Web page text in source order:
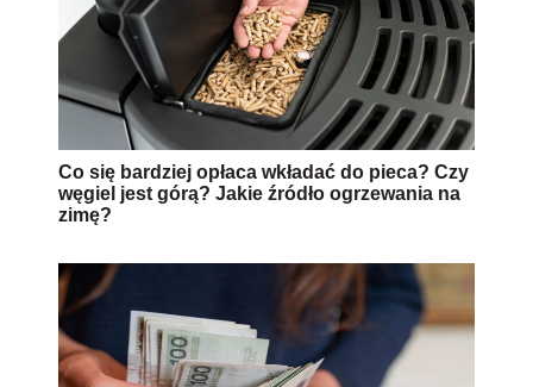
Co się bardziej opłaca wkładać do pieca? Czy
węgiel jest górą? Jakie źródło ogrzewania na
zimę?